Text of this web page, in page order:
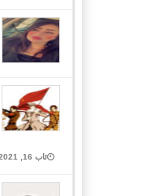
ئاب 16, 2021 Closed